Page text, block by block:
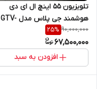
تلویزیون 55 اینچ ال ای دی
هوشمند جی پلاس مدل GTV-
55SU728N
90,000,000
25%
67,500,000
افزودن به سبد